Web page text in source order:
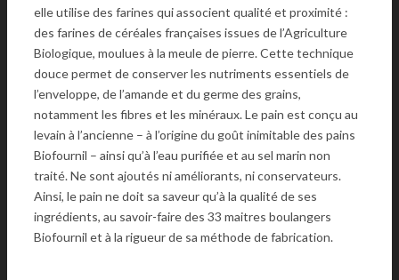
elle utilise des farines qui associent qualité et proximité :
des farines de céréales françaises issues de l’Agriculture
Biologique, moulues à la meule de pierre. Cette technique
douce permet de conserver les nutriments essentiels de
l’enveloppe, de l’amande et du germe des grains,
notamment les fibres et les minéraux. Le pain est conçu au
levain à l’ancienne – à l’origine du goût inimitable des pains
Biofournil – ainsi qu’à l’eau purifiée et au sel marin non
traité. Ne sont ajoutés ni améliorants, ni conservateurs.
Ainsi, le pain ne doit sa saveur qu’à la qualité de ses
ingrédients, au savoir-faire des 33 maitres boulangers
Biofournil et à la rigueur de sa méthode de fabrication.